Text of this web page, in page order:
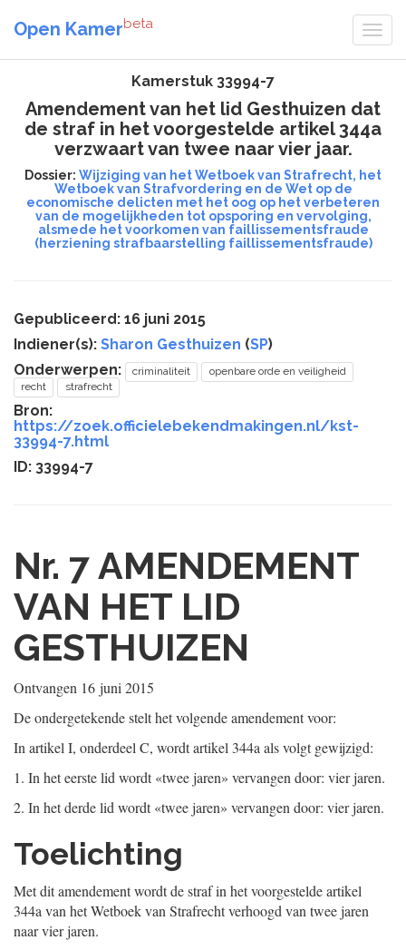
Open Kamerbeta
Kamerstuk 33994-7
Amendement van het lid Gesthuizen dat
de straf in het voorgestelde artikel 344a
verzwaart van twee naar vier jaar.
Dossier: Wijziging van het Wetboek van Strafrecht, het
Wetboek van Strafvordering en de Wet op de
economische delicten met het oog op het verbeteren
van de mogelijkheden tot opsporing en vervolging,
alsmede het voorkomen van faillissementsfraude
(herziening strafbaarstelling faillissementsfraude)
Gepubliceerd: 16 juni 2015
Indiener(s): Sharon Gesthuizen (SP)
Onderwerpen:
criminaliteit
openbare orde en veiligheid
recht
strafrecht
Bron:
https://zoek.officielebekendmakingen.nl/kst-
33994-7.html
ID: 33994-7
Nr. 7AMENDEMENT
VAN HET LID
GESTHUIZEN
Ontvangen 16 juni 2015
De ondergetekende stelt het volgende amendement voor:
In artikel I, onderdeel C, wordt artikel 344a als volgt gewijzigd:
1. In het eerste lid wordt «twee jaren» vervangen door: vier jaren.
2. In het derde lid wordt «twee jaren» vervangen door: vier jaren.
Toelichting
Met dit amendement wordt de straf in het voorgestelde artikel
344a van het Wetboek van Strafrecht verhoogd van twee jaren
naar vier jaren.